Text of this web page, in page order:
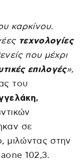
καρκίνου.
τεχνολογίες
που μέχρι
επιλογές»,
του
σε
μιλώντας στην
102,3.